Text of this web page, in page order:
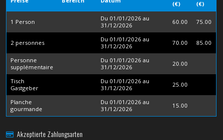
(€)
(€)
1 Person
Du 01/01/2026 au
31/12/2026
60.00 75.00
2 personnes
Du 01/01/2026 au
31/12/2026
70.00 85.00
Personne
supplémentaire
Du 01/01/2026 au
31/12/2026
20.00
Tisch
Gastgeber
Du 01/01/2026 au
31/12/2026
25.00
Planche
gourmande
Du 01/01/2026 au
31/12/2026
15.00
Akzeptierte Zahlungsarten